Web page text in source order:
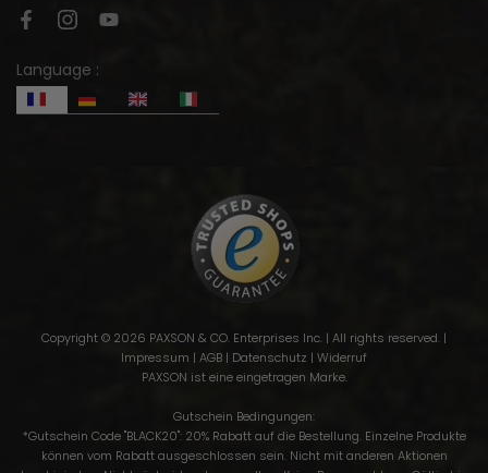
Language :
Copyright © 2026 PAXSON & CO. Enterprises Inc. | All rights reserved. |
Impressum | AGB | Datenschutz | Widerruf
PAXSON ist eine eingetragen Marke.
Gutschein Bedingungen:
*Gutschein Code "BLACK20": 20% Rabatt auf die Bestellung. Einzelne Produkte
können vom Rabatt ausgeschlossen sein. Nicht mit anderen Aktionen